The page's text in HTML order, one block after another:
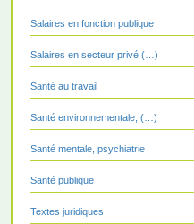
Salaires en fonction publique
Salaires en secteur privé (…)
Santé au travail
Santé environnementale, (…)
Santé mentale, psychiatrie
Santé publique
Textes juridiques